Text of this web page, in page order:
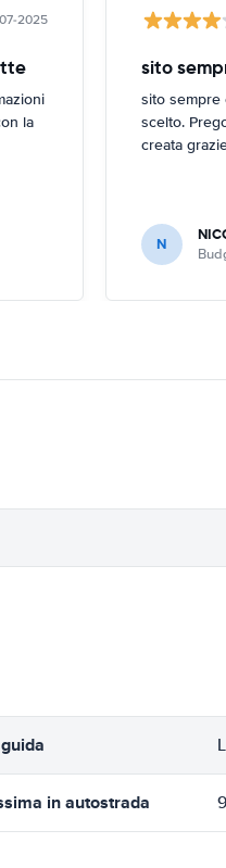
2025
la
sito
sito sempre
scelto.
creata
N
in autostrada